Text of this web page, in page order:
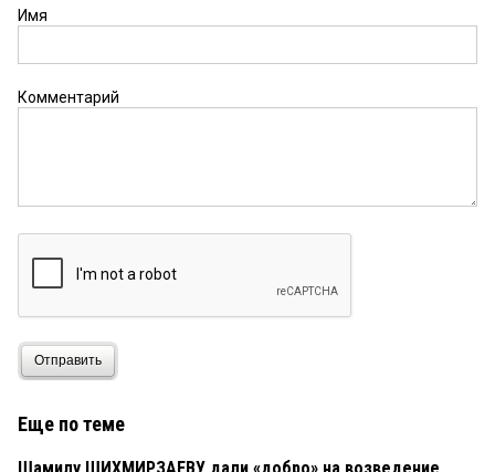
Имя
Комментарий
Отправить
Еще по теме